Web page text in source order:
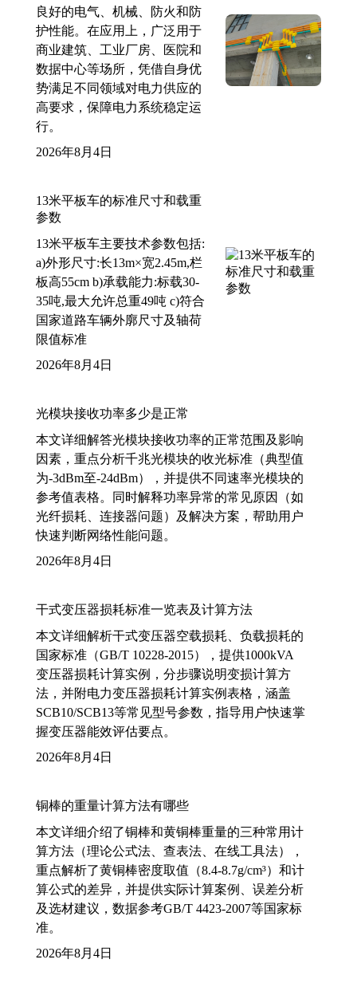
良好的电气、机械、防火和防
护性能。在应用上，广泛用于
商业建筑、工业厂房、医院和
数据中心等场所，凭借自身优
势满足不同领域对电力供应的
高要求，保障电力系统稳定运
行。
2026年8月4日
13米平板车的标准尺寸和载重
参数
13米平板车主要技术参数包括:
a)外形尺寸:长13m×宽2.45m,栏
板高55cm b)承载能力:标载30-
35吨,最大允许总重49吨 c)符合
国家道路车辆外廓尺寸及轴荷
限值标准
2026年8月4日
光模块接收功率多少是正常
本文详细解答光模块接收功率的正常范围及影响
因素，重点分析千兆光模块的收光标准（典型值
为-3dBm至-24dBm），并提供不同速率光模块的
参考值表格。同时解释功率异常的常见原因（如
光纤损耗、连接器问题）及解决方案，帮助用户
快速判断网络性能问题。
2026年8月4日
干式变压器损耗标准一览表及计算方法
本文详细解析干式变压器空载损耗、负载损耗的
国家标准（GB/T 10228-2015），提供1000kVA
变压器损耗计算实例，分步骤说明变损计算方
法，并附电力变压器损耗计算实例表格，涵盖
SCB10/SCB13等常见型号参数，指导用户快速掌
握变压器能效评估要点。
2026年8月4日
铜棒的重量计算方法有哪些
本文详细介绍了铜棒和黄铜棒重量的三种常用计
算方法（理论公式法、查表法、在线工具法），
重点解析了黄铜棒密度取值（8.4-8.7g/cm³）和计
算公式的差异，并提供实际计算案例、误差分析
及选材建议，数据参考GB/T 4423-2007等国家标
准。
2026年8月4日